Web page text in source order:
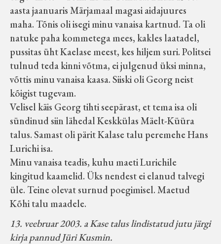
aasta jaanuaris Märjamaal magasi aidajuures
maha. Tõnis oli isegi minu vanaisa kartnud. Ta oli
natuke paha kommetega mees, kakles laatadel,
pussitas üht Kaelase meest, kes hiljem suri. Politsei
tulnud teda kinni võtma, ei julgenud üksi minna,
võttis minu vanaisa kaasa. Siiski oli Georg neist
kõigist tugevam.
Velisel käis Georg tihti seepärast, et tema isa oli
sündinud siin lähedal Keskkülas Mäelt-Küüra
talus. Samast oli pärit Kalase talu peremehe Hans
Lurichi isa.
Minu vanaisa teadis, kuhu maeti Lurichile
kingitud kaamelid. Üks nendest ei elanud talvegi
üle. Teine olevat surnud poegimisel. Maetud
Kõhi talu maadele.
13. veebruar 2003. a Kase talus lindistatud jutu järgi
kirja pannud Jüri Kusmin.